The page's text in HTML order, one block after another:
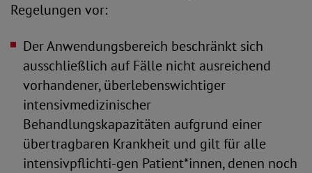
Regelungen vor:
Der Anwendungsbereich beschränkt sich
ausschließlich auf Fälle nicht ausreichend
vorhandener, überlebenswichtiger
intensivmedizinischer
Behandlungskapazitäten aufgrund einer
übertragbaren Krankheit und gilt für alle
intensivpflichti-gen Patient*innen, denen noch